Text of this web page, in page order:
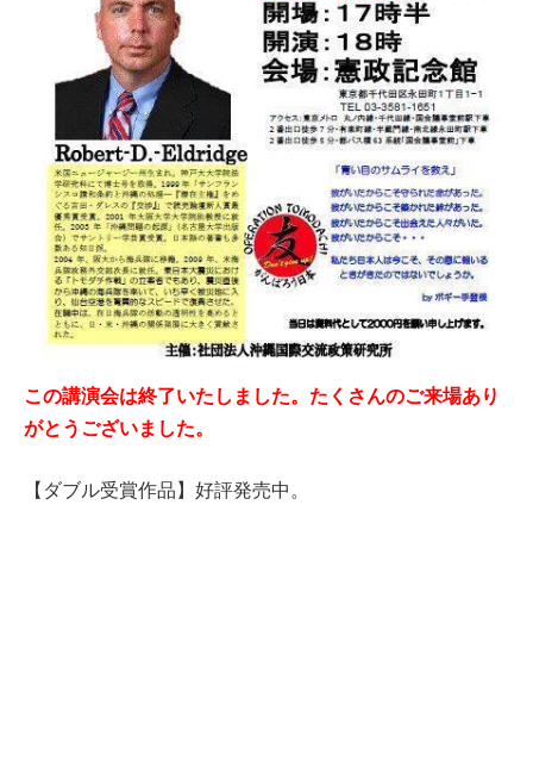
この講演会は終了いたしました。たくさんのご来場あり
がとうございました。
【ダブル受賞作品】好評発売中。